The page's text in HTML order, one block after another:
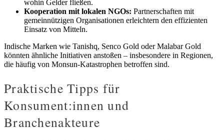
wohin Gelder fließen.
Kooperation mit lokalen NGOs: Partnerschaften mit
gemeinnützigen Organisationen erleichtern den effizienten
Einsatz von Mitteln.
Indische Marken wie Tanishq, Senco Gold oder Malabar Gold
könnten ähnliche Initiativen anstoßen – insbesondere in Regionen,
die häufig von Monsun-Katastrophen betroffen sind.
Praktische Tipps für
Konsument:innen und
Branchenakteure